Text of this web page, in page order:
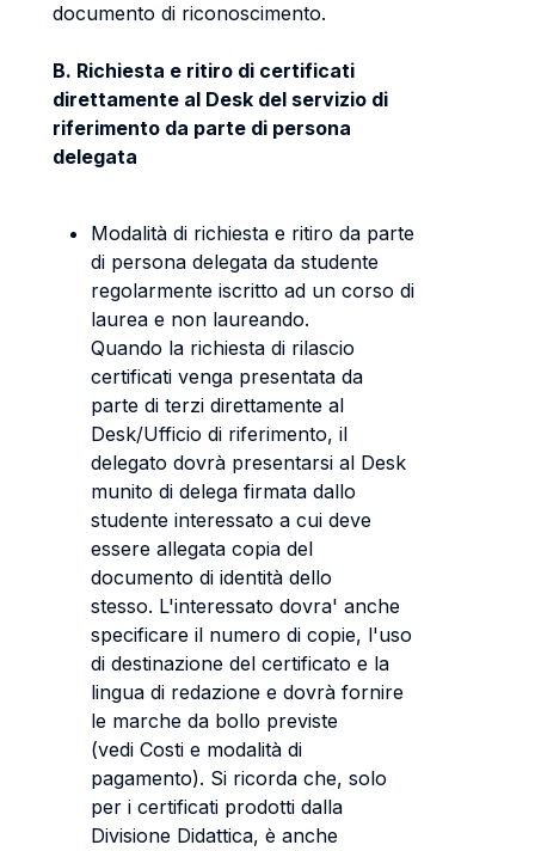
documento di riconoscimento.
B. Richiesta e ritiro di certificati
direttamente al Desk del servizio di
riferimento da parte di persona
delegata
Modalità di richiesta e ritiro da parte
di persona delegata da studente
regolarmente iscritto ad un corso di
laurea e non laureando.
Quando la richiesta di rilascio
certificati venga presentata da
parte di terzi direttamente al
Desk/Ufficio di riferimento, il
delegato dovrà presentarsi al Desk
munito di delega firmata dallo
studente interessato a cui deve
essere allegata copia del
documento di identità dello
stesso. L'interessato dovra' anche
specificare il numero di copie, l'uso
di destinazione del certificato e la
lingua di redazione e dovrà fornire
le marche da bollo previste
(vedi Costi e modalità di
pagamento). Si ricorda che, solo
per i certificati prodotti dalla
Divisione Didattica, è anche